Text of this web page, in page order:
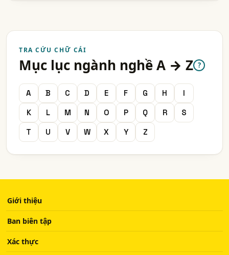
TRA CỨU CHỮ CÁI
Mục lục ngành nghề A → Z ?
A B C D E F G H
I
K
L M N O P Q R
S
T
U V W X Y Z
Giới thiệu
Ban biên tập
Xác thực